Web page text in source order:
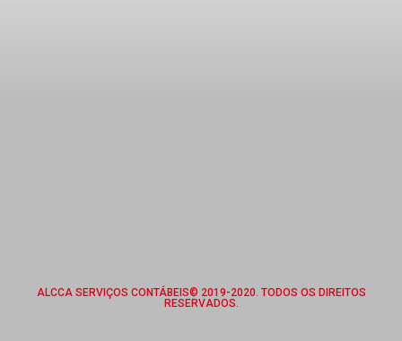
ALCCA SERVIÇOS CONTÁBEIS© 2019-2020. TODOS OS DIREITOS
RESERVADOS.